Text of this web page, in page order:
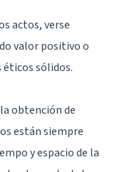
actos, verse
valor positivo o
sólidos.
obtención de
están siempre
y espacio de la